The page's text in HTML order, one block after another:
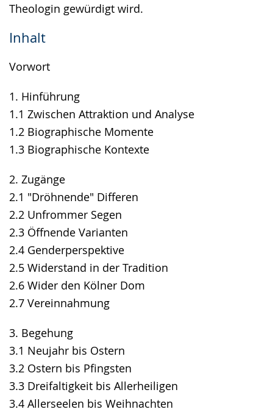
Theologin gewürdigt wird.
Inhalt
Vorwort
1. Hinführung
1.1 Zwischen Attraktion und Analyse
1.2 Biographische Momente
1.3 Biographische Kontexte
2. Zugänge
2.1 "Dröhnende" Differen
2.2 Unfrommer Segen
2.3 Öffnende Varianten
2.4 Genderperspektive
2.5 Widerstand in der Tradition
2.6 Wider den Kölner Dom
2.7 Vereinnahmung
3. Begehung
3.1 Neujahr bis Ostern
3.2 Ostern bis Pfingsten
3.3 Dreifaltigkeit bis Allerheiligen
3.4 Allerseelen bis Weihnachten